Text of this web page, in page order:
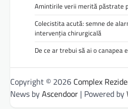
Amintirile verii merită păstrate
Colecistita acută: semne de
intervenția chirurgicală
De ce ar trebui să ai o canapea
Copyright © 2026 Complex
News byAscendoor | Powered by